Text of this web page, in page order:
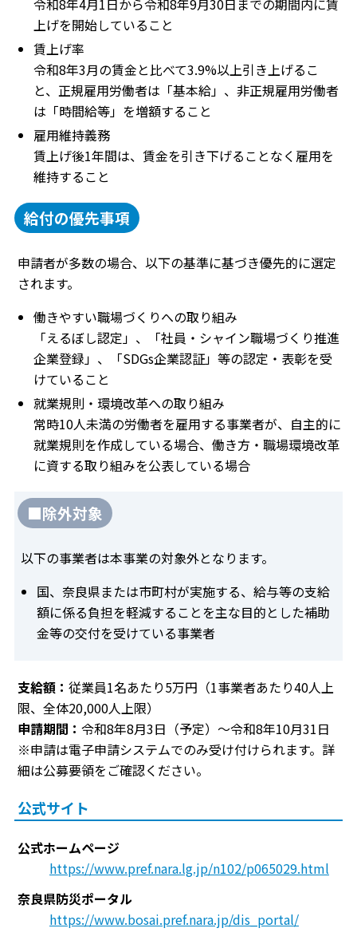
令和8年4月1日から令和8年9月30日までの期間内に賃
上げを開始していること
賃上げ率
令和8年3月の賃金と比べて3.9%以上引き上げるこ
と、正規雇用労働者は「基本給」、非正規雇用労働者
は「時間給等」を増額すること
雇用維持義務
賃上げ後1年間は、賃金を引き下げることなく雇用を
維持すること
給付の優先事項
申請者が多数の場合、以下の基準に基づき優先的に選定
されます。
働きやすい職場づくりへの取り組み
「えるぼし認定」、「社員・シャイン職場づくり推進
企業登録」、「SDGs企業認証」等の認定・表彰を受
けていること
就業規則・環境改革への取り組み
常時10人未満の労働者を雇用する事業者が、自主的に
就業規則を作成している場合、働き方・職場環境改革
に資する取り組みを公表している場合
■除外対象
以下の事業者は本事業の対象外となります。
国、奈良県または市町村が実施する、給与等の支給
額に係る負担を軽減することを主な目的とした補助
金等の交付を受けている事業者
支給額： 従業員1名あたり5万円（1事業者あたり40人上
限、全体20,000人上限）
申請期間： 令和8年8月3日（予定）～令和8年10月31日
※申請は電子申請システムでのみ受け付けられます。詳
細は公募要領をご確認ください。
公式サイト
公式ホームページ
https://www.pref.nara.lg.jp/n102/p065029.html
奈良県防災ポータル
https://www.bosai.pref.nara.jp/dis_portal/